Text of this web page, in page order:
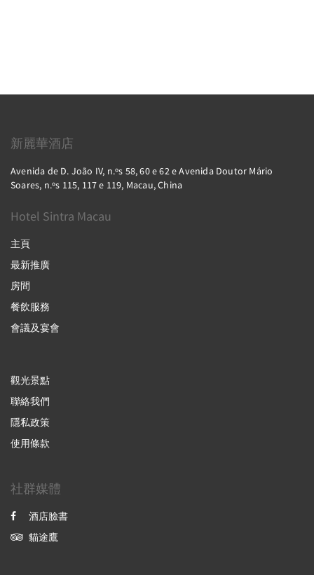
新麗華酒店
Avenida de D. João IV, n.ºs 58, 60 e 62 e Avenida Doutor Mário
Soares, n.ºs 115, 117 e 119, Macau, China
Hotel Sintra Macau
主頁
最新推廣
房間
餐飲服務
會議及宴會
觀光景點
聯絡我們
隱私政策
使用條款
社群媒體
酒店臉書
貓途鷹